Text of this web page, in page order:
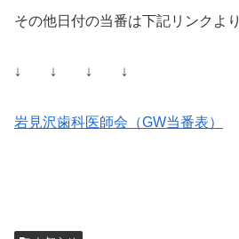
その他日付の当番は下記リンクよ
↓ ↓ ↓ ↓
岩見沢歯科医師会（GW当番表）